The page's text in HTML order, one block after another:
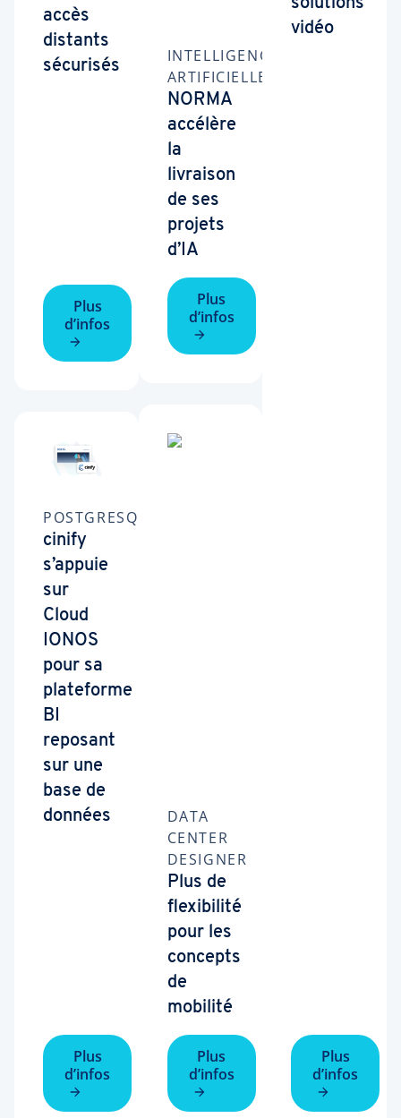
accès
distants
sécurisés
Plus
d’infos
POSTGRESQL
cinify
s’appuie
sur
Cloud
IONOS
pour sa
plateforme
BI
reposant
sur une
base de
données
Plus
d’infos
INTELLIGENCE
ARTIFICIELLE
NORMA
accélère
la
livraison
de ses
projets
d’IA
Plus
d’infos
DATA
CENTER
DESIGNER
Plus de
flexibilité
pour les
concepts
de
mobilité
Plus
d’infos
solutions
vidéo
Plus
d’infos